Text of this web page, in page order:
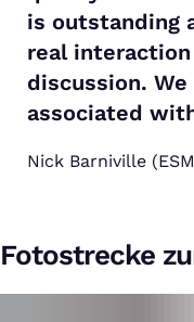
is outstanding
real
discussion.
associated
Nick Barniville
Fotostrecke